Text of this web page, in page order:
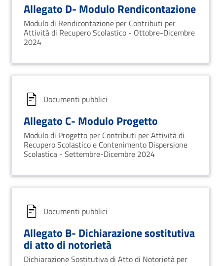
Allegato D- Modulo Rendicontazione
Modulo di Rendicontazione per Contributi per
Attività di Recupero Scolastico - Ottobre-Dicembre
2024
Documenti pubblici
Allegato C- Modulo Progetto
Modulo di Progetto per Contributi per Attività di
Recupero Scolastico e Contenimento Dispersione
Scolastica - Settembre-Dicembre 2024
Documenti pubblici
Allegato B- Dichiarazione sostitutiva
di atto di notorietà
Dichiarazione Sostitutiva di Atto di Notorietà per